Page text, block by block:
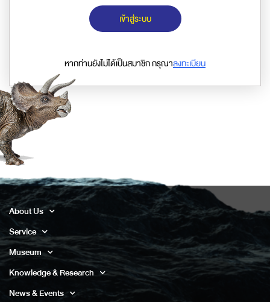
เข้าสู่ระบบ
หากท่านยังไม่ได้เป็นสมาชิก กรุณาลงทะเบียน
About Us
Service
Museum
Knowledge & Research
News & Events